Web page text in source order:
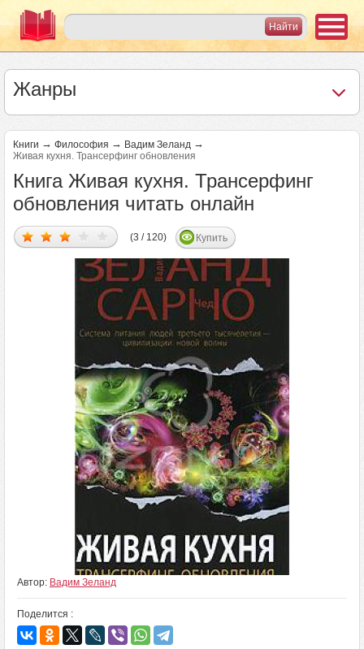
Жанры
Книги → Философия → Вадим Зеланд →
Живая кухня. Трансерфинг обновления
Книга Живая кухня. Трансерфинг
обновления читать онлайн
(3 / 120) Купить
Автор: Вадим Зеланд
Поделится :